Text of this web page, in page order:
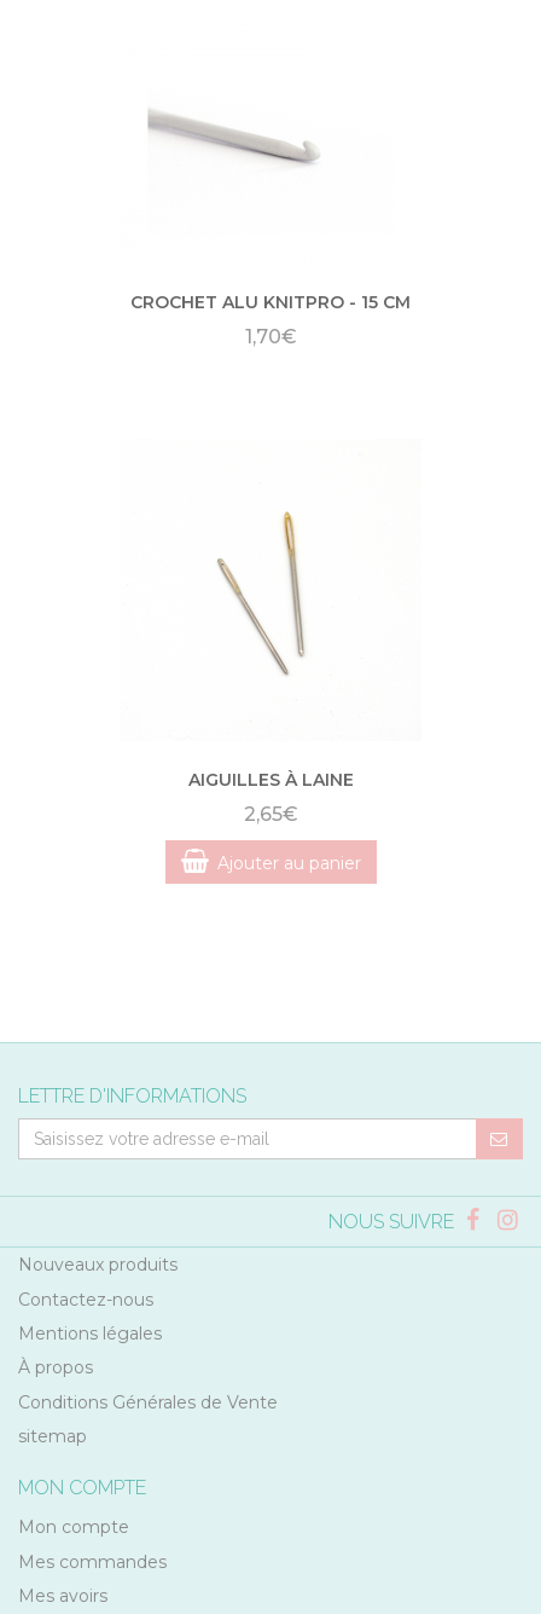
CROCHET ALU KNITPRO - 15 CM
1,70€
AIGUILLES À LAINE
2,65€
Ajouter au panier
LETTRE D'INFORMATIONS
NOUS SUIVRE
Nouveaux produits
Contactez-nous
Mentions légales
À propos
Conditions Générales de Vente
sitemap
MON COMPTE
Mon compte
Mes commandes
Mes avoirs